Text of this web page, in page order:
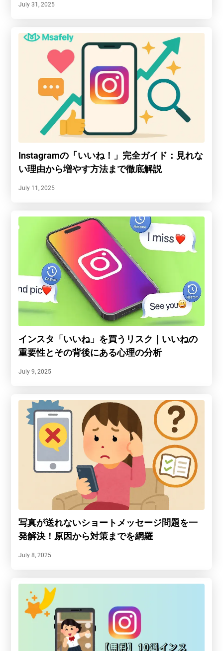
July 31, 2025
Instagramの「いいね！」完全ガイド：見れな
い理由から増やす方法まで徹底解説
July 11, 2025
インスタ「いいね」を買うリスク｜いいねの
重要性とその背後にある心理の分析
July 9, 2025
写真が送れないショートメッセージ問題を一
発解決！原因から対策までを網羅
July 8, 2025